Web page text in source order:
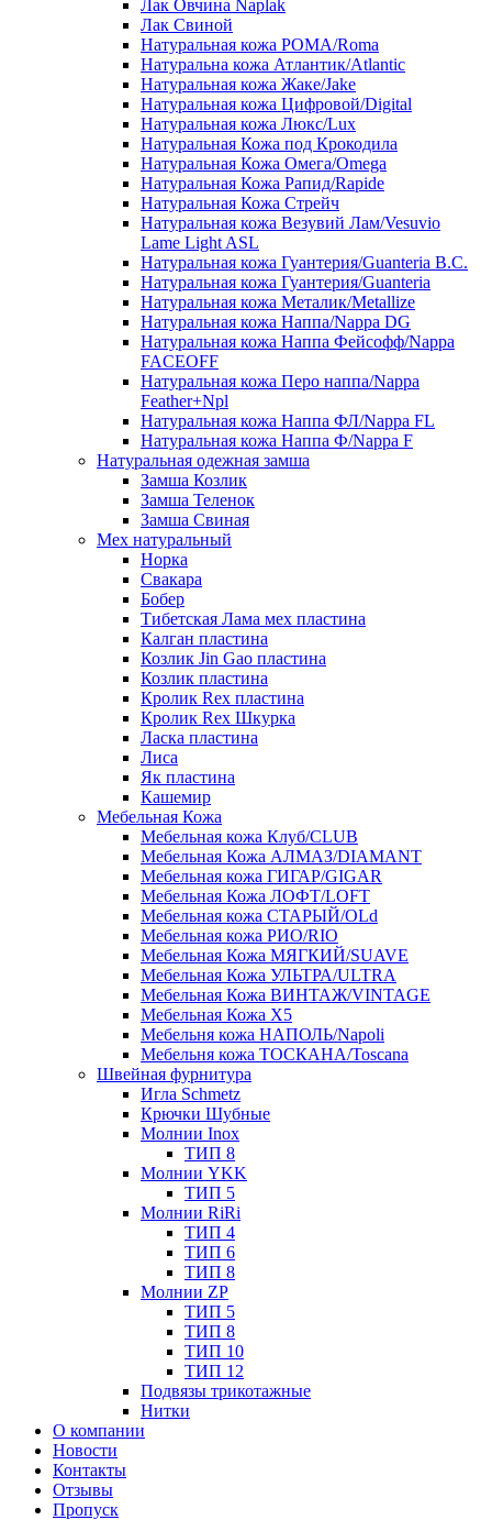
Лак Овчина Naplak
Лак Свиной
Натуральная кожа РОМА/Roma
Натуральна кожа Атлантик/Atlantic
Натуральная кожа Жаке/Jake
Натуральная кожа Цифровой/Digital
Натуральная кожа Люкс/Lux
Натуральная Кожа под Крокодила
Натуральная Кожа Омега/Omega
Натуральная Кожа Рапид/Rapide
Натуральная Кожа Стрейч
Натуральная кожа Везувий Лам/Vesuvio
Lame Light ASL
Натуральная кожа Гуантерия/Guanteria B.C.
Натуральная кожа Гуантерия/Guanteria
Натуральная кожа Металик/Metallize
Натуральная кожа Наппа/Nappa DG
Натуральная кожа Наппа Фейсофф/Nappa
FACEOFF
Натуральная кожа Перо наппа/Nappa
Feather+Npl
Натуральная кожа Наппа ФЛ/Nappa FL
Натуральная кожа Наппа Ф/Nappa F
Натуральная одежная замша
Замша Козлик
Замша Теленок
Замша Свиная
Мех натуральный
Норка
Свакара
Бобер
Тибетская Лама мех пластина
Калган пластина
Козлик Jin Gao пластина
Козлик пластина
Кролик Rex пластина
Кролик Rex Шкурка
Ласка пластина
Лиса
Як пластина
Кашемир
Мебельная Кожа
Мебельная кожа Клуб/CLUB
Мебельная Кожа АЛМАЗ/DIAMANT
Мебельная кожа ГИГАР/GIGAR
Мебельная Кожа ЛОФТ/LOFT
Мебельная кожа СТАРЫЙ/OLd
Мебельная кожа РИО/RIO
Мебельная Кожа МЯГКИЙ/SUAVE
Мебельная Кожа УЛЬТРА/ULTRA
Мебельная Кожа ВИНТАЖ/VINTAGE
Мебельная Кожа X5
Мебельня кожа НАПОЛЬ/Napoli
Мебельня кожа ТОСКАНА/Toscana
Швейная фурнитура
Игла Schmetz
Крючки Шубные
Молнии Inox
ТИП 8
Молнии YKK
ТИП 5
Молнии RiRi
ТИП 4
ТИП 6
ТИП 8
Молнии ZP
ТИП 5
ТИП 8
ТИП 10
ТИП 12
Подвязы трикотажные
Нитки
О компании
Новости
Контакты
Отзывы
Пропуск